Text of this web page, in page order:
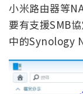
小米路由器等
要有支援SMB
中的Synology